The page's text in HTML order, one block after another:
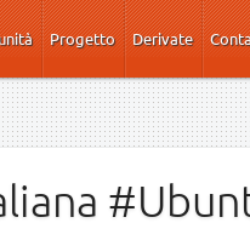
Progetto Derivate